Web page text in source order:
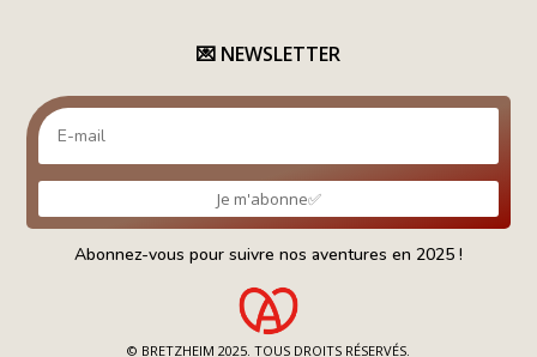
💌 NEWSLETTER
Je m'abonne✅
Abonnez-vous pour suivre nos aventures en 2025 !
© BRETZHEIM 2025. TOUS DROITS RÉSERVÉS.